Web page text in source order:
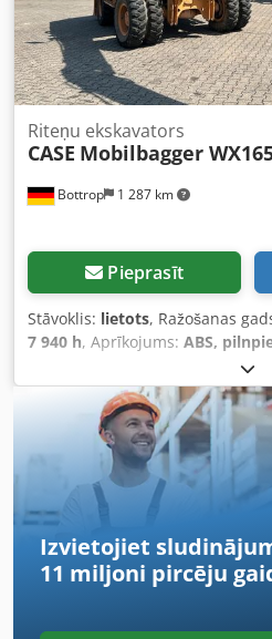
Bottrop 1 287 km
Riteņu ekskavators
CASE Mobilbagger
Pieprasīt
Stāvoklis: lietots, Ražošanas
7 940 h, Aprīkojums: ABS,
Izvietojiet
11 miljoni pircēju